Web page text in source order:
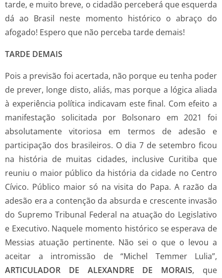
tarde, e muito breve, o cidadão perceberá que esquerda
dá ao Brasil neste momento histórico o abraço do
afogado! Espero que não perceba tarde demais!
TARDE DEMAIS
Pois a previsão foi acertada, não porque eu tenha poder
de prever, longe disto, aliás, mas porque a lógica aliada
à experiência política indicavam este final. Com efeito a
manifestação solicitada por Bolsonaro em 2021 foi
absolutamente vitoriosa em termos de adesão e
participação dos brasileiros. O dia 7 de setembro ficou
na história de muitas cidades, inclusive Curitiba que
reuniu o maior público da história da cidade no Centro
Cívico. Público maior só na visita do Papa. A razão da
adesão era a contenção da absurda e crescente invasão
do Supremo Tribunal Federal na atuação do Legislativo
e Executivo. Naquele momento histórico se esperava de
Messias atuação pertinente. Não sei o que o levou a
aceitar a intromissão de “Michel Temmer Lulia”,
ARTICULADOR DE ALEXANDRE DE MORAIS, que